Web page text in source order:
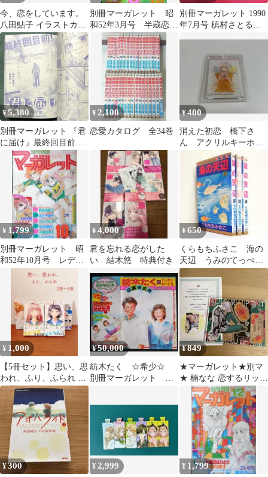
今、恋をしています。
八田鮎子 イラストカー
ド
別冊マーガレット 昭
和52年3月号 半蔵恋日
記/亜月裕 集英社 k
別冊マーガレット 1990
年7月号 槙村さとる新
¥5,380
別冊マーガレット 『君
に届け』最終回目前！
2017年11月号 少女漫画
希少本
¥ 2,100
恋愛カタログ 全34巻
¥400
消えた初恋 橋下さ
ん アクリルキーホル
¥ 1,799
別冊マーガレット 昭
和52年10月号 レデ
ィ・シャッフル/柴田昌
弘 集英社 k
¥4,000
君を忘れる恋がした
い 結木悠 特典付き
¥650
くらもちふさこ 海の
天辺 うみのてっぺ
ん ２～４巻
¥ 1,000
【5冊セット】思い、思
われ、ふり、ふられ 2
巻〜6巻
¥50,000
紡木たく ☆希少☆
別冊マーガレット 応
¥849
★マーガレット★別マ
★ 楠なな 恋するリッ
プ・ティント アクリル
スタンド
¥300 ¥2,999 ¥ 1,799